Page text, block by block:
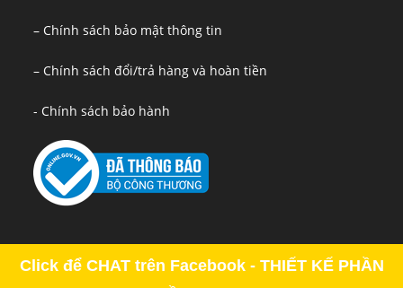
– Chính sách bảo mật thông tin
– Chính sách đổi/trả hàng và hoàn tiền
- Chính sách bảo hành
Click để CHAT trên Facebook - THIẾT KẾ PHẦN